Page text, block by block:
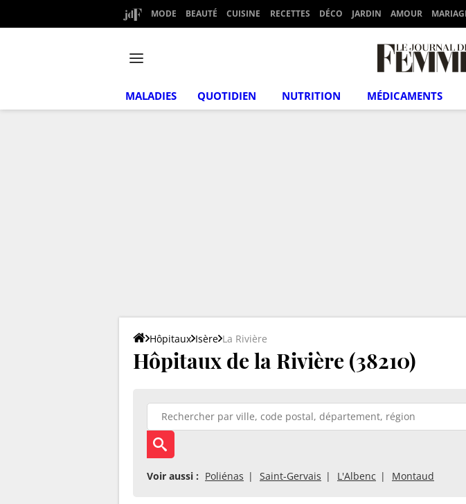
MODE BEAUTÉ CUISINE RECETTES DÉCO JARDIN AMOUR
MALADIES QUOTIDIEN NUTRITION MÉDICAMENTS
Hôpitaux Isère La Rivière
Hôpitaux de la Rivière (38210)
Voir aussi : Poliénas Saint-Gervais L'Albenc Montaud